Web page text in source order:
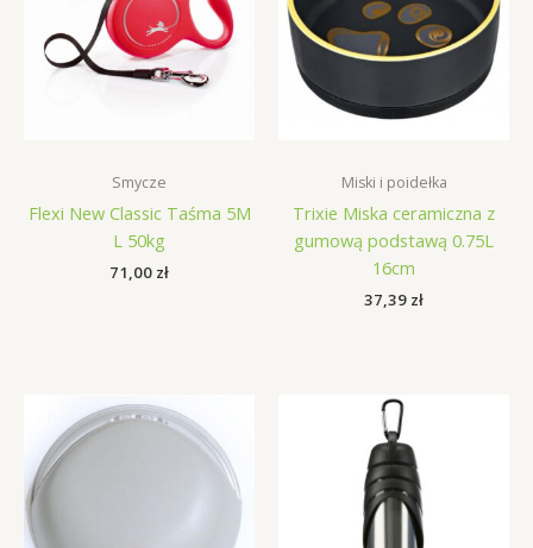
Smycze
Flexi New Classic Taśma 5M
L 50kg
71,00 zł
Miski i poidełka
Trixie Miska ceramiczna z
gumową podstawą 0.75L
16cm
37,39 zł